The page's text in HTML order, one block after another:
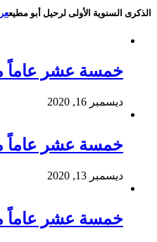
الذكرى السنوية الأولى لرحيل أبو مطيع
خمسة عشر عاماً مع
ديسمبر 16, 2020
خمسة عشر عاماً مع
ديسمبر 13, 2020
خمسة عشر عاماً مع